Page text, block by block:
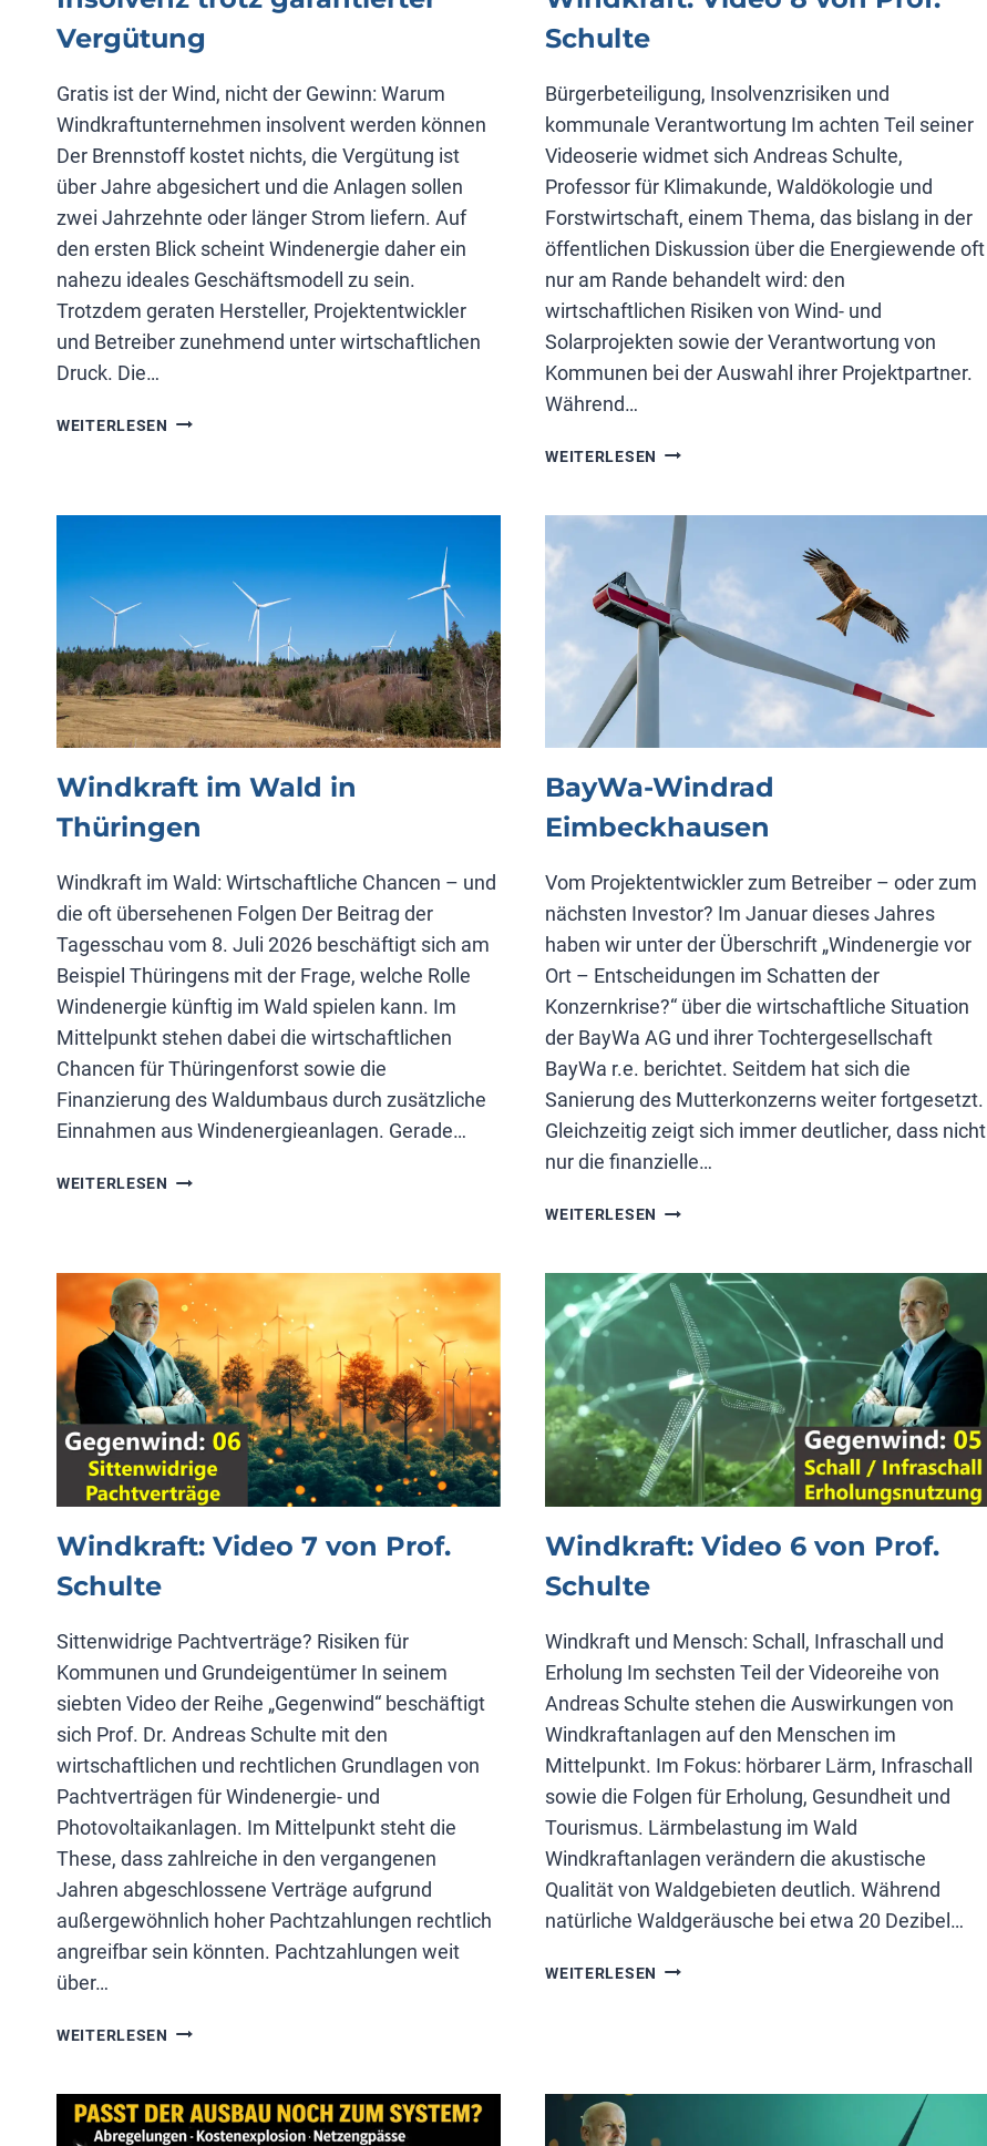
Vergütung
Gratis ist der Wind, nicht der Gewinn: Warum
Windkraftunternehmen insolvent werden können
Der Brennstoff kostet nichts, die Vergütung ist
über Jahre abgesichert und die Anlagen sollen
zwei Jahrzehnte oder länger Strom liefern. Auf
den ersten Blick scheint Windenergie daher ein
nahezu ideales Geschäftsmodell zu sein.
Trotzdem geraten Hersteller, Projektentwickler
und Betreiber zunehmend unter wirtschaftlichen
Druck. Die…
WEITERLESEN INSOLVENZ
Schulte
Bürgerbeteiligung, Insolvenzrisiken und
kommunale Verantwortung Im achten Teil seiner
Videoserie widmet sich Andreas Schulte,
Professor für Klimakunde, Waldökologie und
Forstwirtschaft, einem Thema, das bislang in der
öffentlichen Diskussion über die Energiewende oft
nur am Rande behandelt wird: den
wirtschaftlichen Risiken von Wind- und
Solarprojekten sowie der Verantwortung von
Kommunen bei der Auswahl ihrer Projektpartner.
Während…
WEITERLESEN WINDKRAFT:
VON
PROF.
SCHULTE
Windkraft im Wald in
Thüringen
Windkraft im Wald: Wirtschaftliche Chancen – und
die oft übersehenen Folgen Der Beitrag der
Tagesschau vom 8. Juli 2026 beschäftigt sich am
Beispiel Thüringens mit der Frage, welche Rolle
Windenergie künftig im Wald spielen kann. Im
Mittelpunkt stehen dabei die wirtschaftlichen
Chancen für Thüringenforst sowie die
Finanzierung des Waldumbaus durch zusätzliche
Einnahmen aus Windenergieanlagen. Gerade…
WEITERLESEN WINDKRAFT
THÜRINGEN
BayWa-Windrad
Eimbeckhausen
Vom Projektentwickler zum Betreiber – oder zum
nächsten Investor? Im Januar dieses Jahres
haben wir unter der Überschrift „Windenergie vor
Ort – Entscheidungen im Schatten der
Konzernkrise?“ über die wirtschaftliche Situation
der BayWa AG und ihrer Tochtergesellschaft
BayWa r.e. berichtet. Seitdem hat sich die
Sanierung des Mutterkonzerns weiter fortgesetzt.
Gleichzeitig zeigt sich immer deutlicher, dass nicht
nur die finanzielle…
WEITERLESEN BAYWA-
Windkraft: Video 7 von Prof.
Schulte
Sittenwidrige Pachtverträge? Risiken für
Kommunen und Grundeigentümer In seinem
siebten Video der Reihe „Gegenwind“ beschäftigt
sich Prof. Dr. Andreas Schulte mit den
wirtschaftlichen und rechtlichen Grundlagen von
Pachtverträgen für Windenergie- und
Photovoltaikanlagen. Im Mittelpunkt steht die
These, dass zahlreiche in den vergangenen
Jahren abgeschlossene Verträge aufgrund
außergewöhnlich hoher Pachtzahlungen rechtlich
angreifbar sein könnten. Pachtzahlungen weit
über…
WEITERLESEN WINDKRAFT:
VON
PROF.
Windkraft: Video 6 von Prof.
Schulte
Windkraft und Mensch: Schall, Infraschall und
Erholung Im sechsten Teil der Videoreihe von
Andreas Schulte stehen die Auswirkungen von
Windkraftanlagen auf den Menschen im
Mittelpunkt. Im Fokus: hörbarer Lärm, Infraschall
sowie die Folgen für Erholung, Gesundheit und
Tourismus. Lärmbelastung im Wald
Windkraftanlagen verändern die akustische
Qualität von Waldgebieten deutlich. Während
natürliche Waldgeräusche bei etwa 20 Dezibel…
WEITERLESEN WINDKRAFT:
SCHULTE